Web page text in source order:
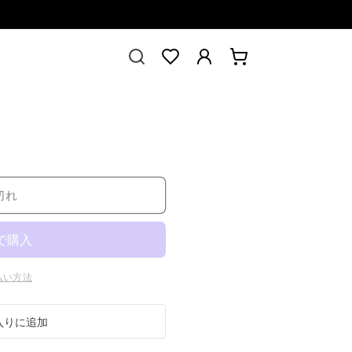
Translation missing:
ja.sections.header.favorites
ロ
グ
イ
ー
れ
方法
りに追加